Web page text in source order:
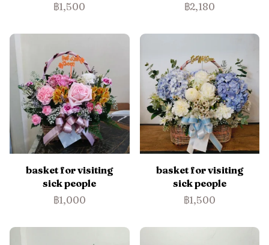
฿1,500
฿2,180
basket for visiting
sick people
฿1,000
basket for visiting
sick people
฿1,500